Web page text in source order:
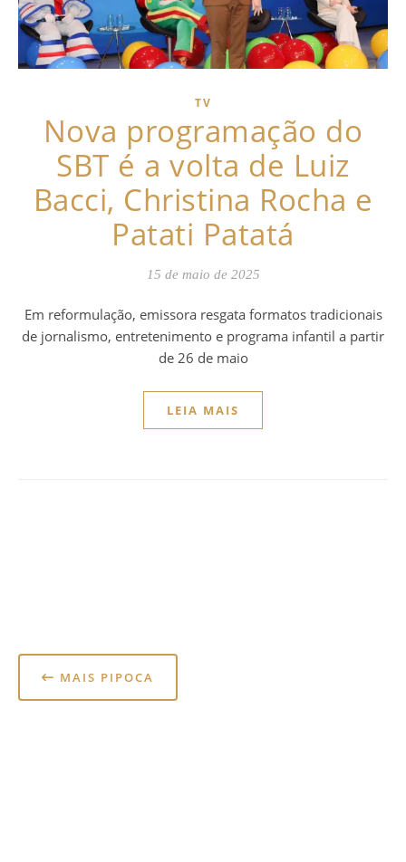
TV
Nova programação do
SBT é a volta de Luiz
Bacci, Christina Rocha e
Patati Patatá
15 de maio de 2025
Em reformulação, emissora resgata formatos tradicionais
de jornalismo, entretenimento e programa infantil a partir
de 26 de maio
LEIA MAIS
MAIS PIPOCA